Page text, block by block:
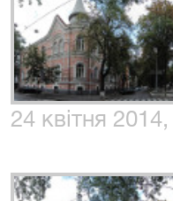
24 квітня